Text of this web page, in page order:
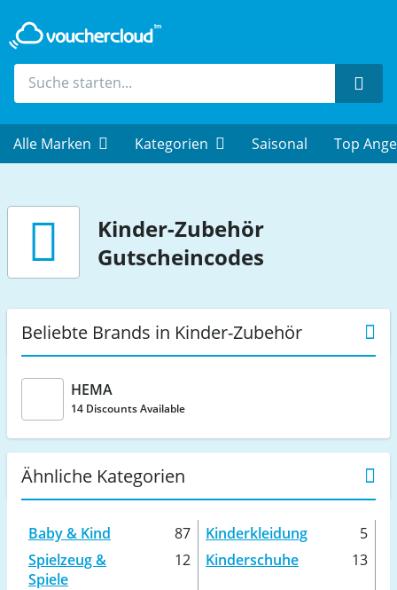
Alle Marken Kategorien Saisonal Top
Kinder-Zubehör
Gutscheincodes
Beliebte Brands in Kinder-Zubehör
HEMA
14 Discounts Available
Ähnliche Kategorien
Baby & Kind 87 Kinderkleidung
5
Spielzeug &
Spiele
12 Kinderschuhe 13